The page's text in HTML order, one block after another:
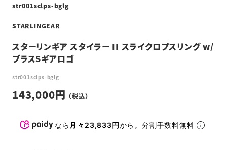
str001sclps-bglg
STARLINGEAR
スターリンギア スタイラー II スライクロプスリング w/
ブラスSギアロゴ
str001sclps-bglg
143,000
なら 月々23,833円から。分割手数料無料